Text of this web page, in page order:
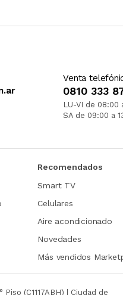
Venta
0810 333
LU-VI de 08:00
SA de 09:00 a
Recomendados
Smart TV
Celulares
Aire acondicionado
Novedades
Más vendidos
Piso (C1117ABH) | Ciudad de